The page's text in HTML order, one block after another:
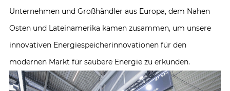
Unternehmen und Großhändler aus Europa, dem Nahen
Osten und Lateinamerika kamen zusammen, um unsere
innovativen Energiespeicherinnovationen für den
modernen Markt für saubere Energie zu erkunden.